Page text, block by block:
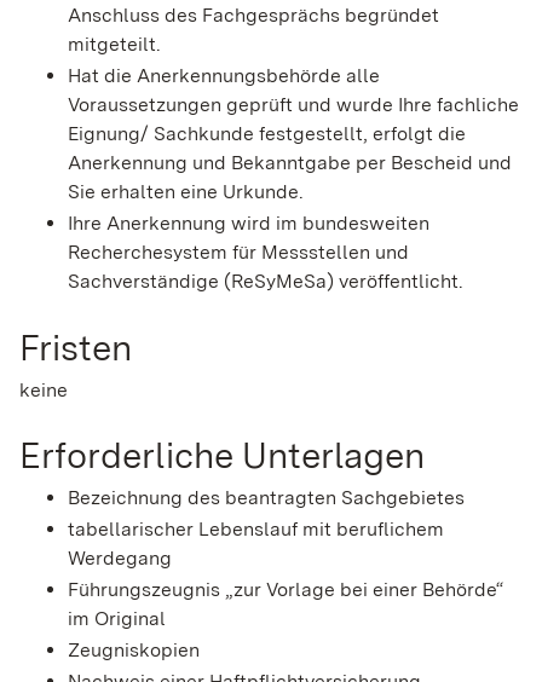
Anschluss des Fachgesprächs begründet
mitgeteilt.
Hat die Anerkennungsbehörde alle
Voraussetzungen geprüft und wurde Ihre fachliche
Eignung/ Sachkunde festgestellt, erfolgt die
Anerkennung und Bekanntgabe per Bescheid und
Sie erhalten eine Urkunde.
Ihre Anerkennung wird im bundesweiten
Recherchesystem für Messstellen und
Sachverständige (ReSyMeSa) veröffentlicht.
Fristen
keine
Erforderliche Unterlagen
Bezeichnung des beantragten Sachgebietes
tabellarischer Lebenslauf mit beruflichem
Werdegang
Führungszeugnis „zur Vorlage bei einer Behörde“
im Original
Zeugniskopien